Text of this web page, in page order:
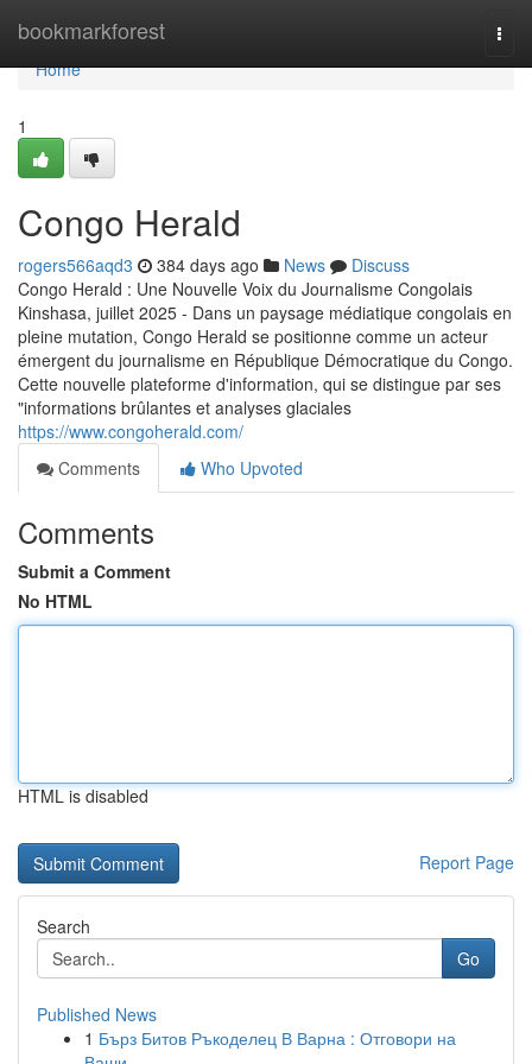
bookmarkforest
Home
Home
1
Congo Herald
rogers566aqd3 384 days ago News
Discuss
Congo Herald : Une Nouvelle Voix du Journalisme Congolais
Kinshasa, juillet 2025 - Dans un paysage médiatique congolais en
pleine mutation, Congo Herald se positionne comme un acteur
émergent du journalisme en République Démocratique du Congo.
Cette nouvelle plateforme d'information, qui se distingue par ses
"informations brûlantes et analyses glaciales
https://www.congoherald.com/
Comments
Who Upvoted
Comments
Submit a Comment
No HTML
HTML is disabled
Report Page
Search
Go
Published News
1 Бърз Битов Ръкоделец В Варна : Отговори на